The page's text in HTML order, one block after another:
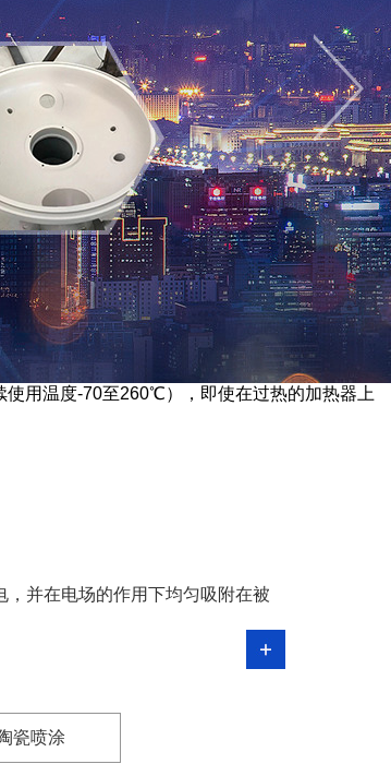
使用温度-70至260℃），即使在过热的加热器上
并在电场的作用下均匀吸附在被
瓷喷涂